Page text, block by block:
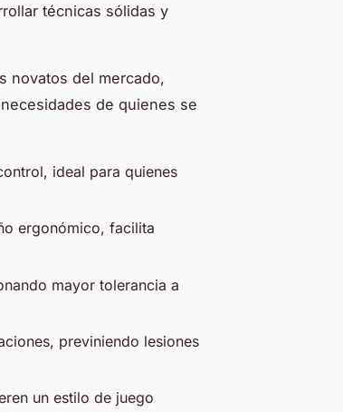
técnicas sólidas y
novatos del mercado,
de quienes se
ideal para quienes
ergonómico, facilita
mayor tolerancia a
previniendo lesiones
un estilo de juego